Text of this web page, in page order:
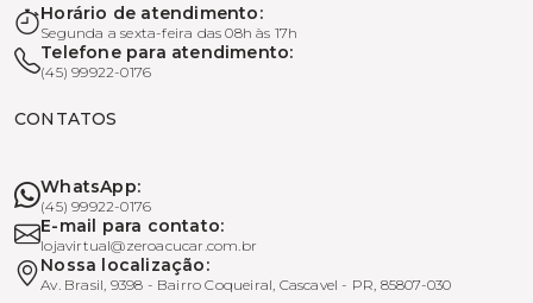
Horário de atendimento:
Segunda a sexta-feira das 08h às 17h
Telefone para atendimento:
(45) 99922-0176
CONTATOS
WhatsApp:
(45) 99922-0176
E-mail para contato:
lojavirtual@zeroacucar.com.br
Nossa localização:
Av. Brasil, 9398 - Bairro Coqueiral, Cascavel - PR, 85807-030